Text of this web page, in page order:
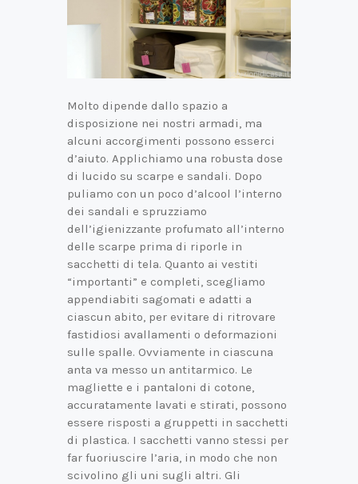
Molto dipende dallo spazio a
disposizione nei nostri armadi, ma
alcuni accorgimenti possono esserci
d’aiuto. Applichiamo una robusta dose
di lucido su scarpe e sandali. Dopo
puliamo con un poco d’alcool l’interno
dei sandali e spruzziamo
dell’igienizzante profumato all’interno
delle scarpe prima di riporle in
sacchetti di tela. Quanto ai vestiti
“importanti” e completi, scegliamo
appendiabiti sagomati e adatti a
ciascun abito, per evitare di ritrovare
fastidiosi avallamenti o deformazioni
sulle spalle. Ovviamente in ciascuna
anta va messo un antitarmico. Le
magliette e i pantaloni di cotone,
accuratamente lavati e stirati, possono
essere risposti a gruppetti in sacchetti
di plastica. I sacchetti vanno stessi per
far fuoriuscire l’aria, in modo che non
scivolino gli uni sugli altri. Gli